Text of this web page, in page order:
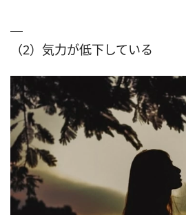
（2）気力が低下している